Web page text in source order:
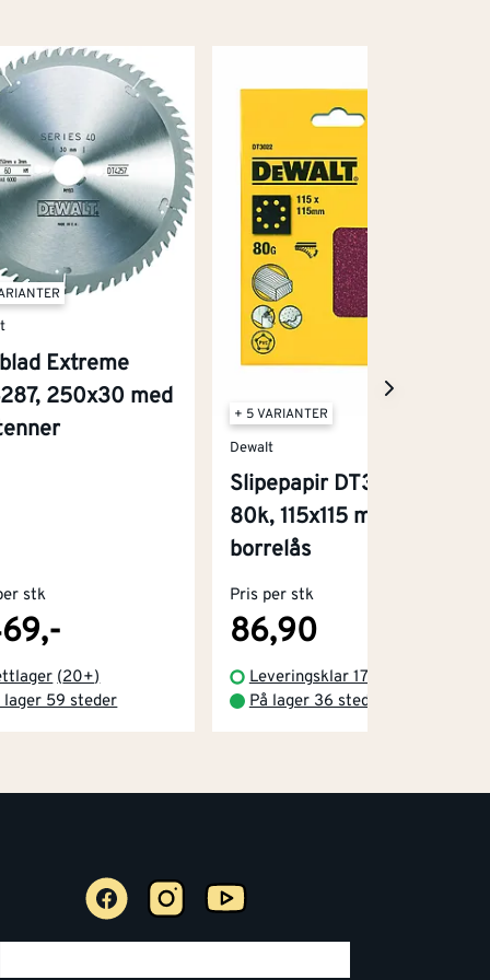
Extreme
250x30 med
stk
(20+)
lager 59 steder
+ 5 VARIANTER
Dewalt
Slipepapir DT3022,
80k, 115x115 mm med
borrelås
Pris per stk
86,90
Leveringsklar 17.08.2026
På lager 36 steder